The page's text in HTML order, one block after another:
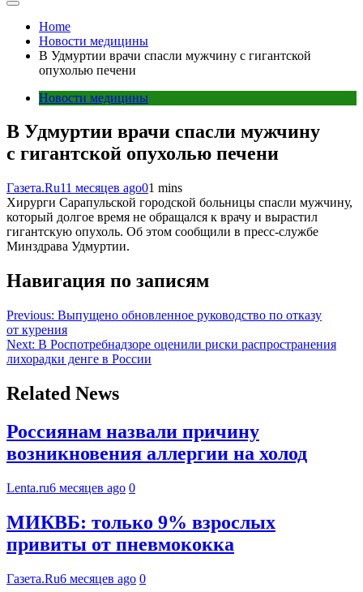
Home
Новости медицины
В Удмуртии врачи спасли мужчину с гигантской
опухолью печени
Новости медицины
В Удмуртии врачи спасли мужчину
с гигантской опухолью печени
Газета.Ru11 месяцев ago01 mins
Хирурги Сарапульской городской больницы спасли мужчину,
который долгое время не обращался к врачу и вырастил
гигантскую опухоль. Об этом сообщили в пресс-службе
Минздрава Удмуртии.
Навигация по записям
Previous: Выпущено обновленное руководство по отказу
от курения
Next: В Роспотребнадзоре оценили риски распространения
лихорадки денге в России
Related News
Россиянам назвали причину
возникновения аллергии на холод
Lenta.ru6 месяцев ago 0
МИКВБ: только 9% взрослых
привиты от пневмококка
Газета.Ru6 месяцев ago 0